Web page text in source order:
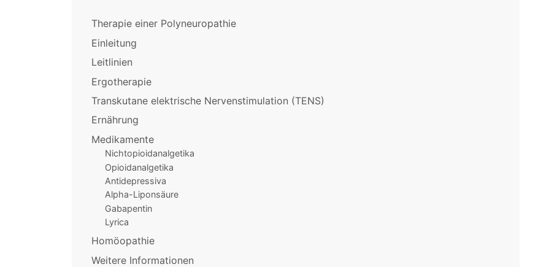
Therapie einer Polyneuropathie
Einleitung
Leitlinien
Ergotherapie
Transkutane elektrische Nervenstimulation (TENS)
Ernährung
Medikamente
Nichtopioidanalgetika
Opioidanalgetika
Antidepressiva
Alpha-Liponsäure
Gabapentin
Lyrica
Homöopathie
Weitere Informationen